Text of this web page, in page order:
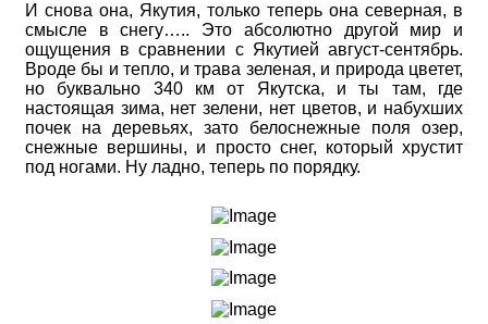
И снова она, Якутия, только теперь она северная, в
смысле в снегу….. Это абсолютно другой мир и
ощущения в сравнении с Якутией август-сентябрь.
Вроде бы и тепло, и трава зеленая, и природа цветет,
но буквально 340 км от Якутска, и ты там, где
настоящая зима, нет зелени, нет цветов, и набухших
почек на деревьях, зато белоснежные поля озер,
снежные вершины, и просто снег, который хрустит
под ногами. Ну ладно, теперь по порядку.